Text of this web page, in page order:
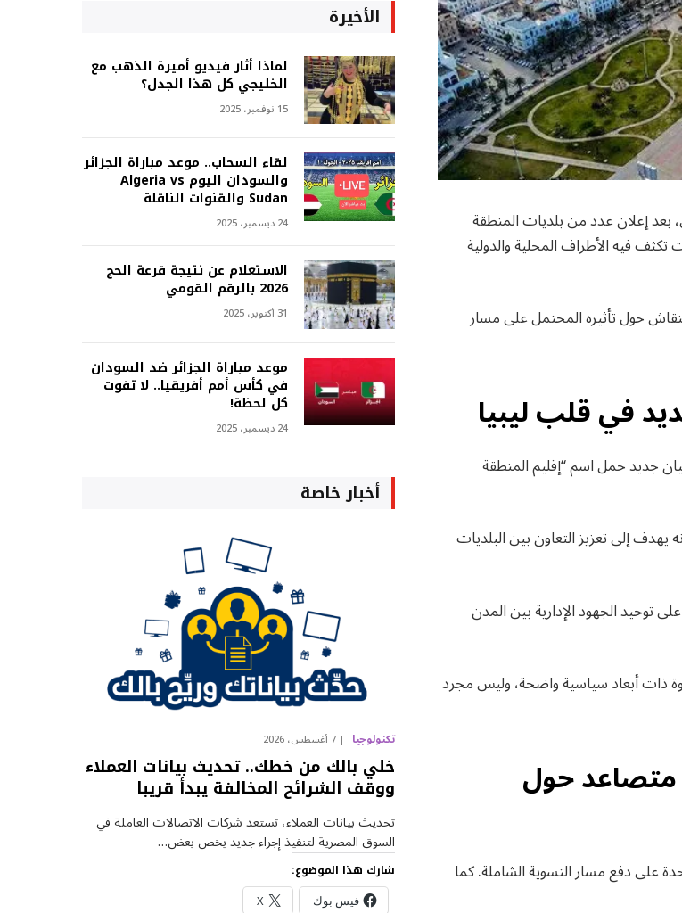
بعد إعلان عدد من بلديات المنطقة
فيه الأطراف المحلية والدولية
حول تأثيره المحتمل على مسار
في قلب ليبيا
جديد حمل اسم “إقليم المنطقة
يهدف إلى تعزيز التعاون بين البلديات
توحيد الجهود الإدارية بين المدن
ذات أبعاد سياسية واضحة، وليس مجرد
حول
على دفع مسار التسوية الشاملة. كما
الأخيرة
لماذا أثار فيديو أميرة الذهب مع
الخليجي كل هذا الجدل؟
15 نوفمبر، 2025
لقاء السحاب.. موعد مباراة الجزائر
والسودان اليوم Algeria vs
Sudan والقنوات الناقلة
24 ديسمبر، 2025
الاستعلام عن نتيجة قرعة الحج
2026 بالرقم القومي
31 أكتوبر، 2025
موعد مباراة الجزائر ضد السودان
في كأس أمم أفريقيا.. لا تفوت
كل لحظة!
24 ديسمبر، 2025
أخبار خاصة
تكنولوجيا 7 أغسطس، 2026
خلي بالك من خطك.. تحديث بيانات العملاء
ووقف الشرائح المخالفة يبدأ قريبا
تحديث بيانات العملاء، تستعد شركات الاتصالات العاملة في
السوق المصرية لتنفيذ إجراء جديد يخص بعض…
شارك هذا الموضوع:
فيس بوك X